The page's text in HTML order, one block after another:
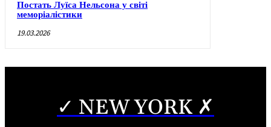
Постать Луїса Нельсона у світі
меморіалістики
19.03.2026
✓ NEW YORK ✗